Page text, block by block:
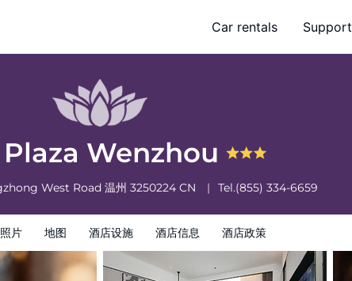
Car rentals Support
Wenzhou
West Road 温州 3250224 CN Tel.(855) 334-6659
片 地图 酒店设施 酒店信息 酒店政策